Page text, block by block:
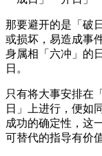
那要避开的是「破
或损坏，易造成事
身属相「六冲」的
日。
只有将大事安排在
日」上进行，便如
成功的确定性，这
可替代的指导有价值